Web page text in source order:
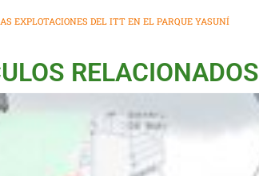
EXPLOTACIONES DEL ITT EN EL PARQUE YASUNÍ
RELACIONADOS